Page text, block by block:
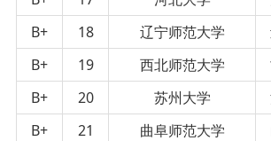
B+
18 辽宁师范大学
B+
19 西北师范大学
B+
20 苏州大学
B+
21 曲阜师范大学